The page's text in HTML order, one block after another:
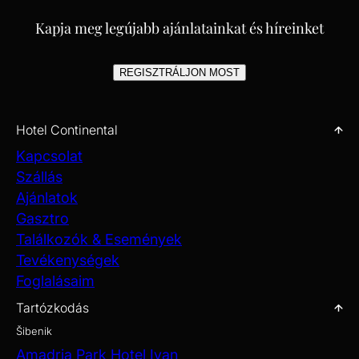
Kapja meg legújabb ajánlatainkat és híreinket
REGISZTRÁLJON MOST
Hotel Continental
Kapcsolat
Szállás
Ajánlatok
Gasztro
Találkozók & Események
Tevékenységek
Foglalásaim
Tartózkodás
Šibenik
Amadria Park Hotel Ivan